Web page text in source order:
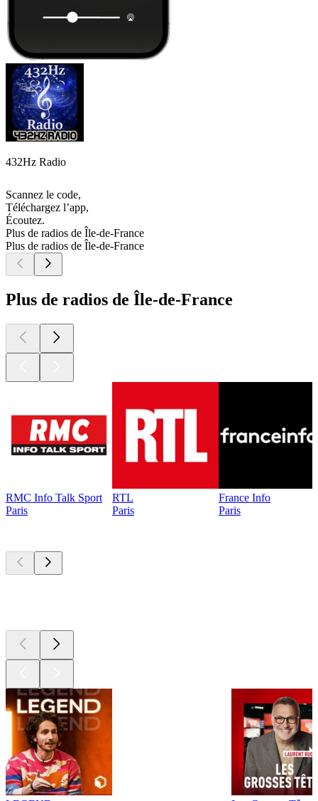
432Hz Radio
Scannez le code,
Téléchargez l’app,
Écoutez.
Plus de radios de Île-de-France
Plus de radios de Île-de-France
Plus de radios de Île-de-France
RMC Info Talk Sport
Paris
RTL
Paris
France Info
Paris